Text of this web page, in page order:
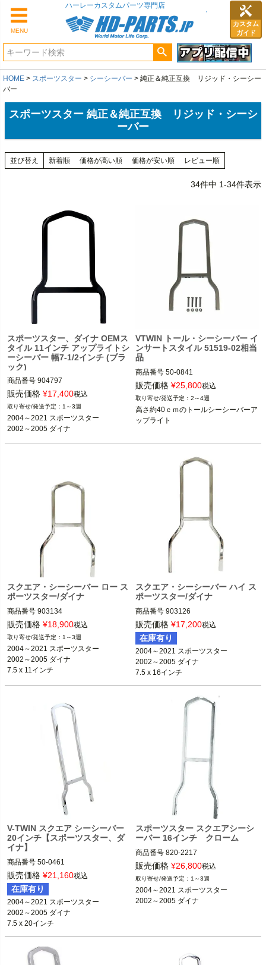
MENU
カスタム
ガイド
HOME スポーツスター シーシーバー
純正＆純正互換 リジッド・シーシー
バー
スポーツスター 純正＆純正互換 リジッド・シーシ
ーバー
並び替え 新着順 価格が高い順 価格が安い順 レビュー順
34件中 1-34件表示
スポーツスター、ダイナ OEMス
タイル 11インチ アップライトシ
ーシーバー 幅7-1/2インチ (ブラ
ック)
商品番号 904797
販売価格 ¥17,400税込
1～3週
2004～2021 スポーツスター
2002～2005 ダイナ
VTWIN トール・シーシーバー イ
ンサートスタイル 51519-02相当
品
商品番号 50-0841
2004～2017 スポーツスター
※リジットサイドプレート用
2006～2017 ダイナ
2006～2017 FLST
※2006 FLSTFSE2、2007～2017 FLS
販売価格 ¥25,800税込
2～4週
高さ約40ｃｍのトールシーシーバーア
スクエア・シーシーバー ロー ス
ポーツスター/ダイナ
商品番号 903134
取付穴がタップ切ってないタイプ。ボ
ルトとナット必要。
2004～2021 スポーツスター(リジッ
ド)
※XL1200T、XL1200CX不可
販売価格 ¥18,900税込
1～3週
2004～2021 スポーツスター
2002～2005 ダイナ
7.5 x 11インチ
スクエア・シーシーバー ハイ ス
ポーツスター/ダイナ
商品番号 903126
2004～2021 スポーツスター
※XL1200T、XL1200CX不可
2002～2005 ダイナ
※FXDWG不可
MCS
販売価格 ¥17,200税込
在庫有り
2004～2021 スポーツスター
2002～2005 ダイナ
7.5 x 16インチ
V-TWIN スクエア シーシーバー
20インチ【スポーツスター、ダ
イナ】
商品番号 50-0461
販売価格 ¥21,160税込
在庫有り
2004～2021 スポーツスター
2002～2005 ダイナ
7.5 x 20インチ
スポーツスター スクエアシーシ
ーバー 16インチ クローム
商品番号 820-2217
2004～2021 スポーツスター
※対応リジッドプレート820-2206
（別売）
14（別売）
販売価格 ¥26,800税込
1～3週
2004～2021 スポーツスター
2002～2005 ダイナ